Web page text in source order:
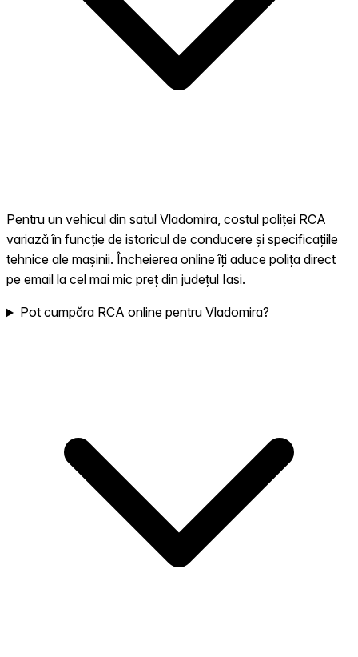
Pentru un vehicul din satul Vladomira, costul poliței RCA
variază în funcție de istoricul de conducere și specificațiile
tehnice ale mașinii. Încheierea online îți aduce polița direct
pe email la cel mai mic preț din județul Iasi.
Pot cumpăra RCA online pentru Vladomira?